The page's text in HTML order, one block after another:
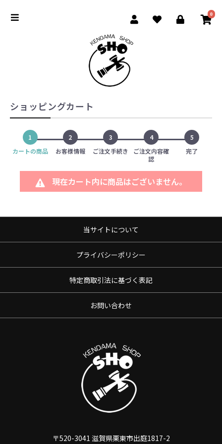
0
ショッピングカート
1
カートの商品
2
お客様情報
3
ご注文手続き
4
ご注文内容確
認
5
完了
現在カート内に商品はございません。
当サイトについて
プライバシーポリシー
特定商取引法に基づく表記
お問い合わせ
〒520-3041 滋賀県栗東市出庭1817-2